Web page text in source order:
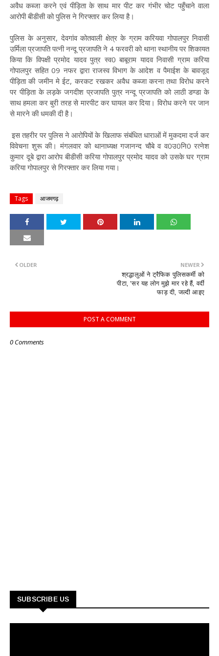
अवैध कब्जा करने एवं पीड़िता के साथ मार पीट कर गंभीर चोट पहुँचाने वाला
आरोपी बीडीसी को पुलिस ने गिरफ्तार कर लिया है।
पुलिस के अनुसार, देवगांव कोतवाली क्षेत्र के ग्राम करियवा गोपालपुर निवासी
उर्मिला प्रजापति पत्नी नन्दू प्रजापति ने 4 फरवरी को थाना स्थानीय पर शिकायत
किया कि विपक्षी प्रमोद यादव पुत्र स्व0 बाबूराम यादव निवासी ग्राम करिया
गोपालपुर सहित 09 नफर द्वारा राजस्व विभाग के आदेश व पैमाईश के बावजूद
पीड़िता की जमीन मे ईट, करकट रखकर अवैध कब्जा करना तथा विरोध करने
पर पीड़िता के लड़के जगदीश प्रजापति पुत्र नन्दू प्रजापति को लाठी डण्डा के
साथ हमला कर बुरी तरह से मारपीट कर घायल कर दिया। विरोध करने पर जान
से मारने की धमकी दी है।
इस तहरीर पर पुलिस ने आरोपियों के खिलाफ संबंधित धाराओं में मुकदमा दर्ज कर
विवेचना शुरू की। मंगलवार को थानाध्यक्ष गजानन्द चौबे व व0उ0नि0 रत्नेश
कुमार दूबे द्वारा आरोप बीडीसी करिया गोपालपुर प्रमोद यादव को उसके घर ग्राम
करिया गोपालपुर से गिरफ्तार कर लिया गया।
Tags आजमगढ़
NEWER
श्रद्धालुओं ने ट्रैफिक पुलिसकर्मी को
पीटा, ’सर यह लोग मुझे मार रहे हैं, वर्दी
फाड़ दी, जल्दी आइए
OLDER
POST A COMMENT
0 Comments
SUBSCRIBE US